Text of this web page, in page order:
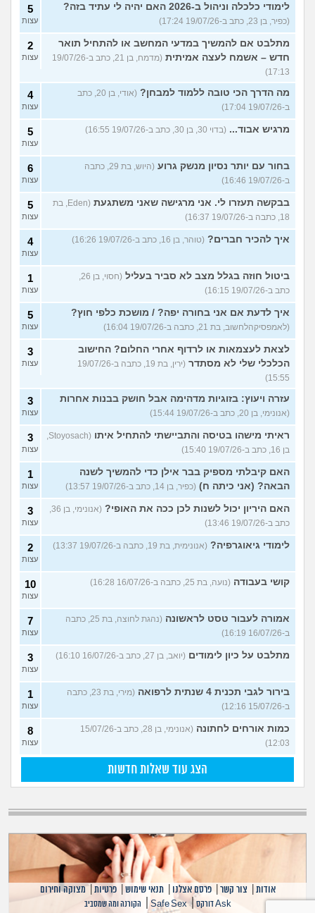
לימודי כלכלה וניהול ב-2026 האם יהיה לי עתיד בזה?
(כפיר, בן 23, כתב ב-19/07/26 17:24)
5
עצות
מתלבט אם להמשיך במדעי המחשב או להתחיל תואר
חדש – אשמח לעצה אמיתית
(מדמח, בן 21, כתב ב-19/07/26
17:13)
2
עצות
מה הדרך הכי טובה ללמוד למבחן?
(אודי, בן 20, כתב
ב-19/07/26 17:04)
4
עצות
מרגיש אבוד... (בדוי 30, בן 30, כתב ב-19/07/26 16:55) 5
עצות
בחור עם יותר נסיון מנשק גרוע
(היוש, בת 29, כתבה
ב-19/07/26 16:46)
6
עצות
בבקשה תעזרו לי. אני מרגישה שאני משתגעת
(Eden, בת
18, כתבה ב-19/07/26 16:37)
5
עצות
איך להכיר חברים? (טוהר, בן 16, כתב ב-19/07/26 16:26) 4
עצות
ביטול חוזה בגלל מצב לא סביר בעליל
(חסוי, בן 26,
כתב ב-19/07/26 16:15)
1
עצות
איך לדעת אם אני בחורה יפה? / מושכת כלפי חוץ?
(לאמפסיקהלחשוב, בת 21, כתבה ב-19/07/26 16:04)
5
עצות
לצאת לעצמאות או לרדוף אחרי החלום? החישוב
הכלכלי שלי לא מסתדר
(ירין, בת 19, כתבה ב-19/07/26
15:55)
3
עצות
עזרה ויעוץ: בזוגיות מדהימה אבל חושק בבנות אחרות
(אנונימי, בן 20, כתב ב-19/07/26 15:44)
3
עצות
ראיתי מישהו בטיסה והתביישתי להתחיל איתו
(Stoyosach,
בן 16, כתב ב-19/07/26 15:40)
3
עצות
האם קיבלתי מספיק בבר אילן כדי להמשיך לשנה
הבאה? (אני כיתה ח) (כפיר, בן 14, כתב ב-19/07/26 13:57)
1
עצות
האם היריון יכול לשנות לכן ככה את האופי?
(אנונימי, בן 36,
כתב ב-19/07/26 13:46)
3
עצות
לימודי גיאוגרפיה? (אנונימית, בת 19, כתבה ב-19/07/26 13:37) 2
עצות
קושי בעבודה (נועה, בת 25, כתבה ב-16/07/26 16:28) 10
עצות
אמורה לעבור טסט לראשונה
(נהגת לחוצה, בת 25, כתבה
ב-16/07/26 16:19)
7
עצות
מתלבט על כיון לימודים (יואב, בן 27, כתב ב-16/07/26 16:10) 3
עצות
בירור לגבי תכנית 4 שנתית לרפואה
(מירי, בת 23, כתבה
ב-15/07/26 12:16)
1
עצות
כמות אורחים לחתונה
(אנונימי, בן 28, כתב ב-15/07/26
12:03)
8
עצות
הצג עוד שאלות חדשות
אודות צור קשר |פרסם אצלנו |תנאי שימוש |פרטיות |מצוקה וחירום
Ask דורקס |
Safe Sex
| הקורנה ומה שמסביב